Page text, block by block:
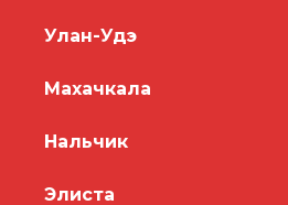
Улан-Удэ
Махачкала
Нальчик
Элиста